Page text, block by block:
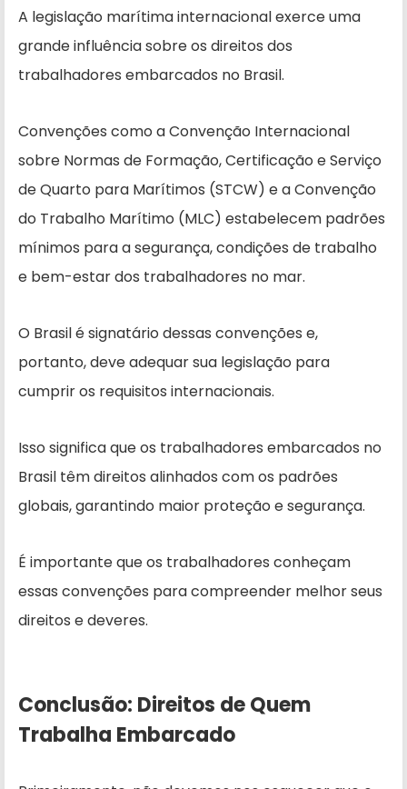
A legislação marítima internacional exerce uma
grande influência sobre os direitos dos
trabalhadores embarcados no Brasil.
Convenções como a Convenção Internacional
sobre Normas de Formação, Certificação e Serviço
de Quarto para Marítimos (STCW) e a Convenção
do Trabalho Marítimo (MLC) estabelecem padrões
mínimos para a segurança, condições de trabalho
e bem-estar dos trabalhadores no mar.
O Brasil é signatário dessas convenções e,
portanto, deve adequar sua legislação para
cumprir os requisitos internacionais.
Isso significa que os trabalhadores embarcados no
Brasil têm direitos alinhados com os padrões
globais, garantindo maior proteção e segurança.
É importante que os trabalhadores conheçam
essas convenções para compreender melhor seus
direitos e deveres.
Conclusão: Direitos de Quem
Trabalha Embarcado